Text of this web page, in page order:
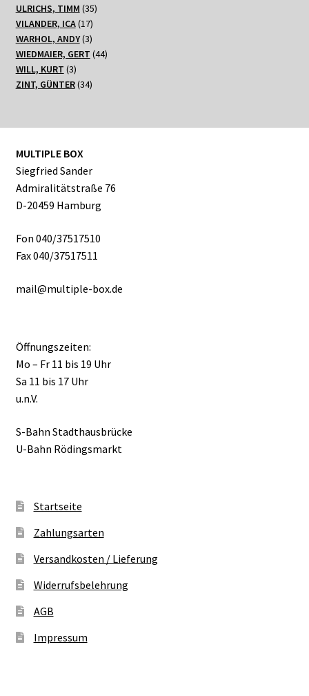
ULRICHS, TIMM 3535
VILANDER, ICA 1717
Produkte
WARHOL, ANDY 33
Produkte
WIEDMAIER, GERT 4444
WILL, KURT 33
Produkte
ZINT, GÜNTER 3434
MULTIPLE BOX
Siegfried Sander
Admiralitätstraße 76
D-20459 Hamburg
Fon 040/37517510
Fax 040/37517511
mail@multiple-box.de
Öffnungszeiten:
Mo – Fr 11 bis 19 Uhr
Sa 11 bis 17 Uhr
u.n.V.
S-Bahn Stadthausbrücke
U-Bahn Rödingsmarkt
Startseite
Zahlungsarten
Versandkosten / Lieferung
Widerrufsbelehrung
AGB
Impressum